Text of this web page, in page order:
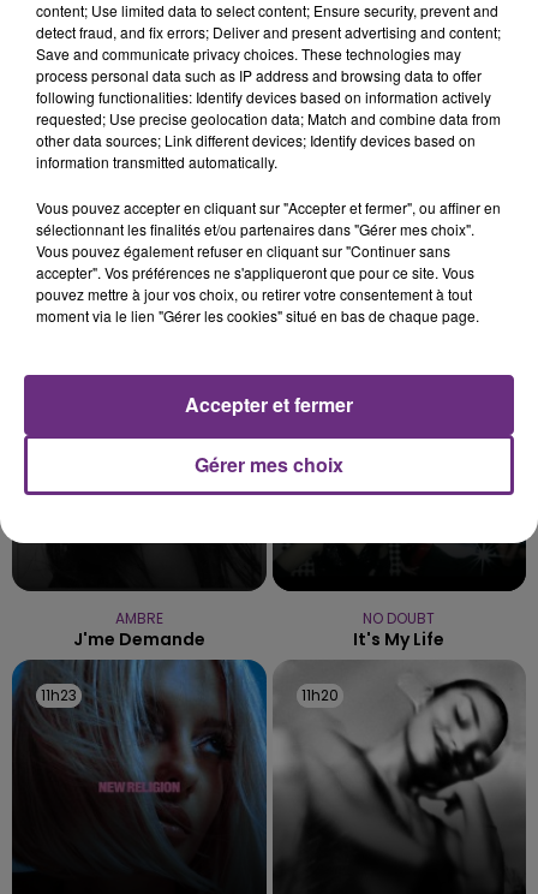
UNE JEUNE AUTOMOBILISTE GRIÈVEMENT
Une automobiliste s'est retrouvée piégée dans
son véhicule après une collision avec un poids
lourd. Très grièvement blessée, la jeune femme
de 20 ans a été...
TITRES DIFFUSÉS
11h30
11h30
AMBRE
J'me Demande
11h26
11h26
NO DOUBT
It's My Life
11h23
11h23 11h20
11h20
content; Use limited data to select content; Ensure security, prevent and
detect fraud, and fix errors; Deliver and present advertising and content;
Save and communicate privacy choices. These technologies may
process personal data such as IP address and browsing data to offer
following functionalities: Identify devices based on information actively
requested; Use precise geolocation data; Match and combine data from
other data sources; Link different devices; Identify devices based on
information transmitted automatically.
Vous pouvez accepter en cliquant sur "Accepter et fermer", ou affiner en
sélectionnant les finalités et/ou partenaires dans "Gérer mes choix".
Vous pouvez également refuser en cliquant sur "Continuer sans
accepter". Vos préférences ne s'appliqueront que pour ce site. Vous
pouvez mettre à jour vos choix, ou retirer votre consentement à tout
moment via le lien "Gérer les cookies" situé en bas de chaque page.
Gérer mes choix
Accepter et fermer